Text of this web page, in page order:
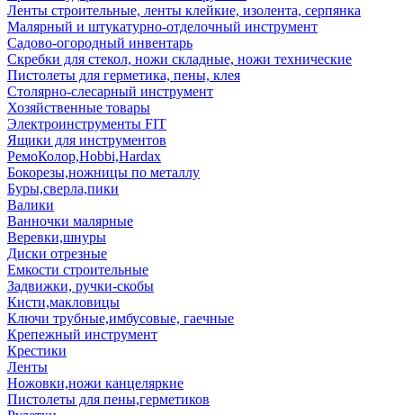
Ленты строительные, ленты клейкие, изолента, серпянка
Малярный и штукатурно-отделочный инструмент
Садово-огородный инвентарь
Скребки для стекол, ножи складные, ножи технические
Пистолеты для герметика, пены, клея
Столярно-слесарный инструмент
Хозяйственные товары
Электроинструменты FIT
Ящики для инструментов
РемоКолор,Hobbi,Hardax
Бокорезы,ножницы по металлу
Буры,сверла,пики
Валики
Ванночки малярные
Веревки,шнуры
Диски отрезные
Емкости строительные
Задвижки, ручки-скобы
Кисти,макловицы
Ключи трубные,имбусовые, гаечные
Крепежный инструмент
Крестики
Ленты
Ножовки,ножи канцеляркие
Пистолеты для пены,герметиков